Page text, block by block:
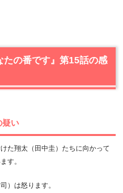
たの番です』第15話の感
疑い
た翔太（田中圭）たちに向かって
す。
）は怒ります。